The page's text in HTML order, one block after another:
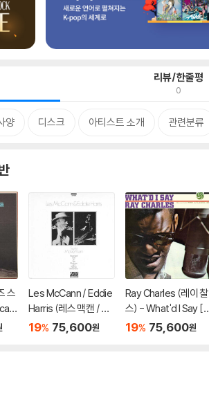
리뷰/한줄평
0
양 디스크 아티스트 소개 관련분류
스
Les McCann / Eddie
Harris (레스 맥캔 / 에
디 해리스) - Swiss M
19% 75,600원
Ray Charles (레이 찰
스) - What'd I Say [S
ACD Hybrid]
19% 75,600원